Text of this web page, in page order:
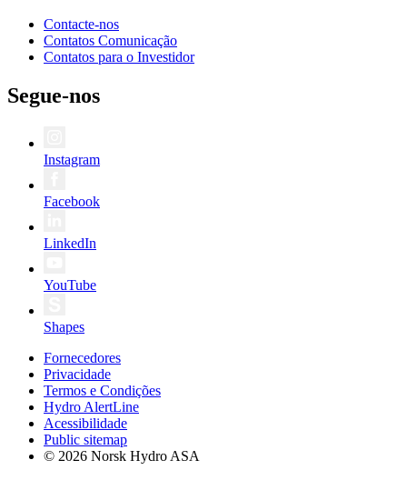
Contacte-nos
Contatos Comunicação
Contatos para o Investidor
Segue-nos
Instagram
Facebook
LinkedIn
YouTube
Shapes
Fornecedores
Privacidade
Termos e Condições
Hydro AlertLine
Acessibilidade
Public sitemap
© 2026 Norsk Hydro ASA